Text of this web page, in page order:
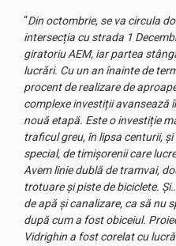
“Din octombrie, se va circula
intersecția cu strada 1
giratoriu AEM, iar partea
lucrări. Cu un an înainte de
procent de realizare de
complexe investiții avansează
nouă etapă. Este o investiție
traficul greu, în lipsa centurii,
special, de timișorenii care
Avem linie dublă de tramvai,
trotuare și piste de biciclete.
de apă și canalizare, ca să nu
după cum a fost obiceiul.
Vidrighin a fost corelat cu